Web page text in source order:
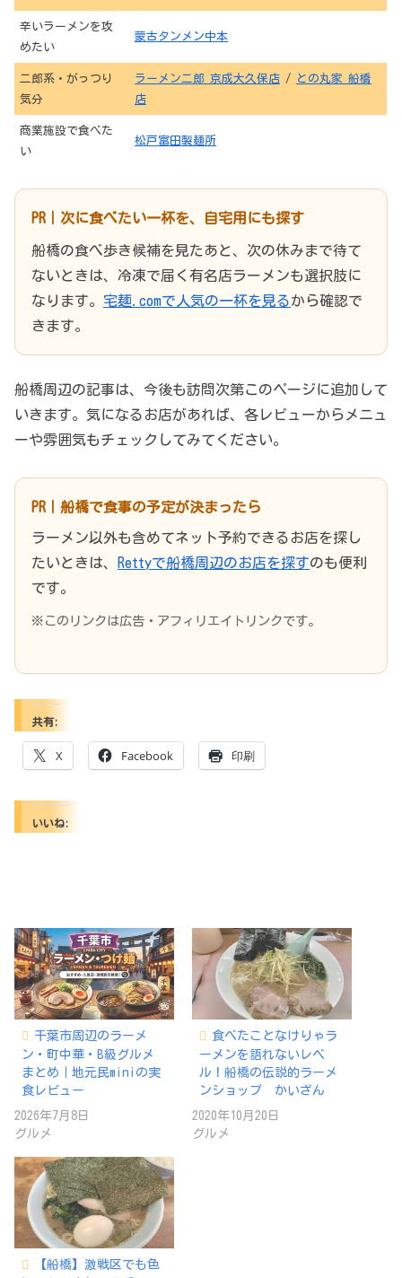
辛いラーメンを攻
めたい
蒙古タンメン中本
二郎系・がっつり
気分
ラーメン二郎 京成大久保店 /
との丸家 船橋
店
商業施設で食べた
い
松戸富田製麺所
PR｜次に食べたい一杯を、自宅用にも探す
船橋の食べ歩き候補を見たあと、次の休みまで待て
ないときは、冷凍で届く有名店ラーメンも選択肢に
なります。 宅麺.comで人気の一杯を見るから確認で
きます。
船橋周辺の記事は、今後も訪問次第このページに追加して
いきます。気になるお店があれば、各レビューからメニュ
ーや雰囲気もチェックしてみてください。
PR｜船橋で食事の予定が決まったら
ラーメン以外も含めてネット予約できるお店を探し
たいときは、
Rettyで船橋周辺のお店を探すのも便利
です。
※このリンクは広告・アフィリエイトリンクです。
共有:
X Facebook 印刷
いいね:
千葉市周辺のラーメ
ン・町中華・B級グルメ
まとめ｜地元民miniの実
食レビュー
2026年7月8日
グルメ
食べたことなけりゃラ
ーメンを語れないレベ
ル！船橋の伝説的ラーメ
ンショップ かいざん
2020年10月20日
グルメ
【船橋】激戦区でも色